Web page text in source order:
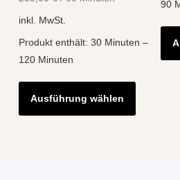
inkl. MwSt.
Produkt enthält: 30 Minuten –
120 Minuten
Ausführung wählen
Dieses
weist
90